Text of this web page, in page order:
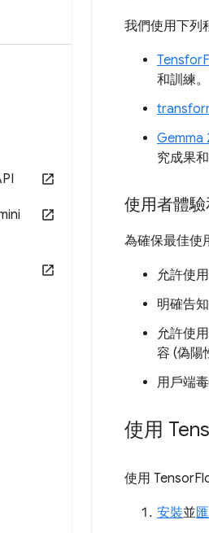
我們使用下列
和訓練。
Gemma
究成果
使用者體
為確保最佳使
允許使
明確告
允許使
容 (偽陽
用戶端
使用
使用
安裝並